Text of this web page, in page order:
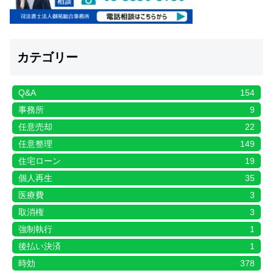
カテゴリー
Q&A
154
事務所
9
任意売却
22
任意整理
149
住宅ローン
19
個人再生
35
医療費
3
取消権
3
強制執行
1
後払い決済
1
時効
378